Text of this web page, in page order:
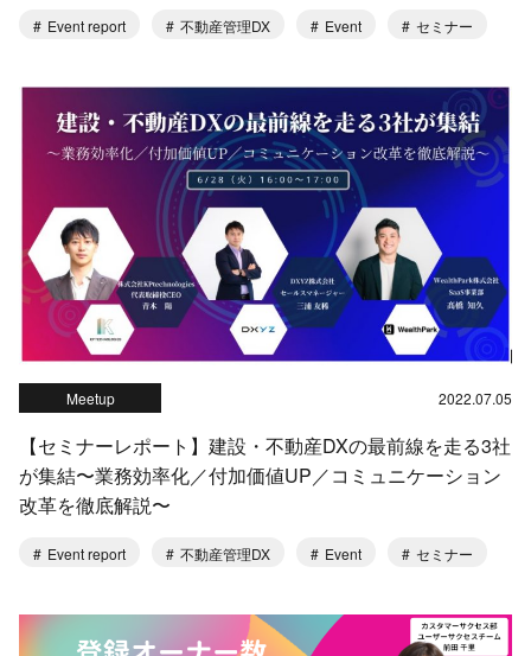
Event report 不動産管理DX Event セミナー
Meetup 2022.07.05
【セミナーレポート】建設・不動産DXの最前線を走る3社
が集結〜業務効率化／付加価値UP／コミュニケーション
改革を徹底解説〜
Event report 不動産管理DX Event セミナー